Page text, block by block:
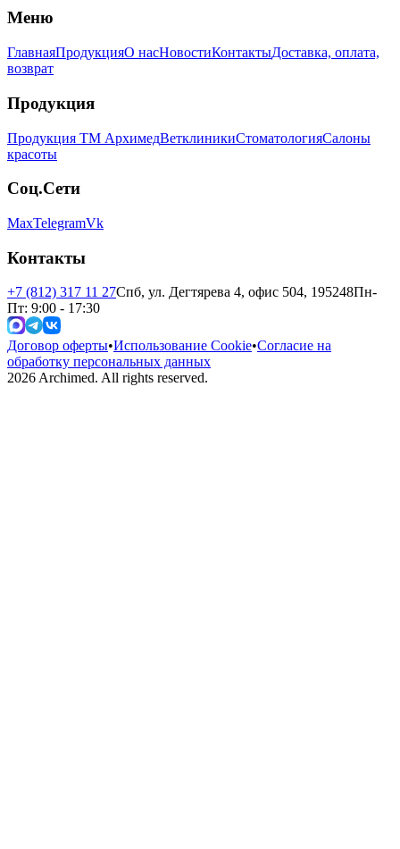
Меню
ГлавнаяПродукцияО насНовостиКонтактыДоставка, оплата,
возврат
Продукция
Продукция ТМ АрхимедВетклиникиСтоматологияСалоны
красоты
Соц.Сети
MaxTelegramVk
Контакты
+7 (812) 317 11 27Спб, ул. Дегтярева 4, офис 504, 195248Пн-
Пт: 9:00 - 17:30
Договор оферты•Использование Cookie•Согласие на
обработку персональных данных
2026Archimed. All rights reserved.